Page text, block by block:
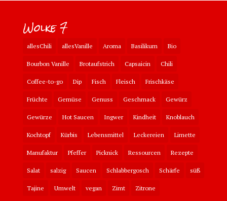
Wolke 7
allesChili allesVanille Aroma Basilikum Bio
Bourbon Vanille Brotaufstrich Capsaicin Chili
Coffee-to-go Dip Fisch Fleisch Frischkäse
Früchte Gemüse Genuss Geschmack Gewürz
Gewürze Hot Saucen Ingwer Kindheit Knoblauch
Kochtopf Kürbis Lebensmittel Leckereien Limette
Manufaktur Pfeffer Picknick Ressourcen Rezepte
Salat salzig Saucen Schlabbergosch Schärfe süß
Tajine Umwelt vegan Zimt Zitrone